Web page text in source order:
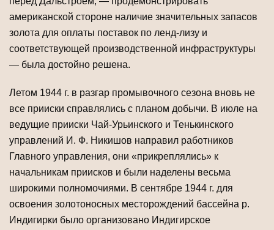
американской стороне наличие значительных запасов
золота для оплаты поставок по ленд-лизу и
соответствующей производственной инфраструктуры
— была достойно решена.
Летом 1944 г. в разгар промывочного сезона вновь не
все прииски справлялись с планом добычи. В июле на
ведущие прииски Чай-Урьинского и Тенькинского
управлений И. Ф. Никишов направил работников
Главного управления, они «прикреплялись» к
начальникам приисков и были наделены весьма
широкими полномочиями. В сентябре 1944 г. для
освоения золотоносных месторождений бассейна р.
Индигирки было организовано Индигирское